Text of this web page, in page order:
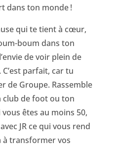
dans ton monde !
qui te tient à cœur,
boum dans ton
de voir plein de
parfait, car tu
de Groupe. Rassemble
club de foot ou ton
êtes au moins 50,
JR ce qui vous rend
à transformer vos